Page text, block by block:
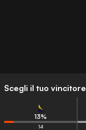
Scegli il tuo vincitore
13%
14